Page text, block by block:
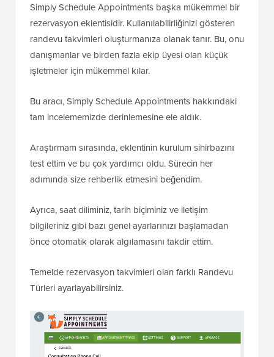
Simply Schedule Appointments başka mükemmel bir
rezervasyon eklentisidir. Kullanılabilirliğinizi gösteren
randevu takvimleri oluşturmanıza olanak tanır. Bu, onu
danışmanlar ve birden fazla ekip üyesi olan küçük
işletmeler için mükemmel kılar.
Bu aracı, Simply Schedule Appointments hakkındaki
tam incelememizde derinlemesine ele aldık.
Araştırmam sırasında, eklentinin kurulum sihirbazını
test ettim ve bu çok yardımcı oldu. Sürecin her
adımında size rehberlik etmesini beğendim.
Ayrıca, saat diliminiz, tarih biçiminiz ve iletişim
bilgileriniz gibi bazı genel ayarlarınızı başlamadan
önce otomatik olarak algılamasını takdir ettim.
Temelde rezervasyon takvimleri olan farklı Randevu
Türleri ayarlayabilirsiniz.